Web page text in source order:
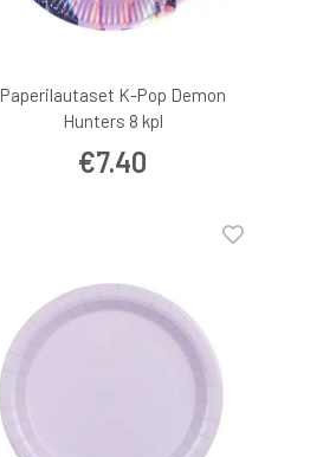
Paperilautaset K-Pop Demon
Hunters 8 kpl
€7.40